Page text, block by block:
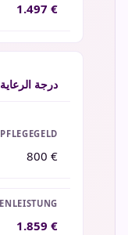
1.497 €
درجة الرعاية
800 €
1.859 €